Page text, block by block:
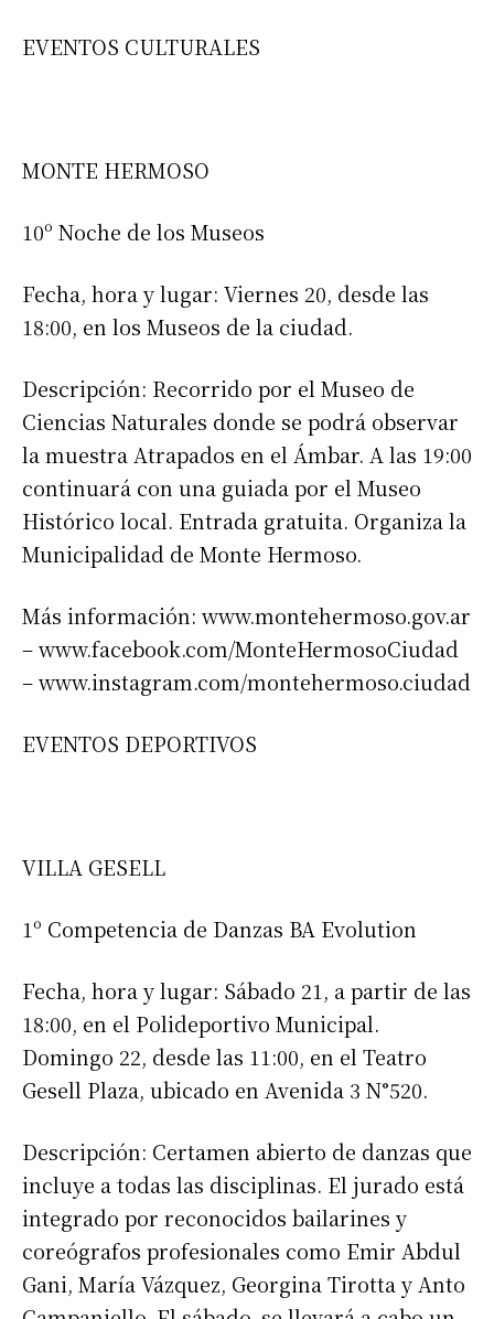
EVENTOS CULTURALES
MONTE HERMOSO
10º Noche de los Museos
Fecha, hora y lugar: Viernes 20, desde las
18:00, en los Museos de la ciudad.
Descripción: Recorrido por el Museo de
Ciencias Naturales donde se podrá observar
la muestra Atrapados en el Ámbar. A las 19:00
continuará con una guiada por el Museo
Histórico local. Entrada gratuita. Organiza la
Municipalidad de Monte Hermoso.
Más información: www.montehermoso.gov.ar
– www.facebook.com/MonteHermosoCiudad
– www.instagram.com/montehermoso.ciudad
EVENTOS DEPORTIVOS
VILLA GESELL
1º Competencia de Danzas BA Evolution
Fecha, hora y lugar: Sábado 21, a partir de las
18:00, en el Polideportivo Municipal.
Domingo 22, desde las 11:00, en el Teatro
Gesell Plaza, ubicado en Avenida 3 N°520.
Descripción: Certamen abierto de danzas que
incluye a todas las disciplinas. El jurado está
integrado por reconocidos bailarines y
coreógrafos profesionales como Emir Abdul
Gani, María Vázquez, Georgina Tirotta y Anto